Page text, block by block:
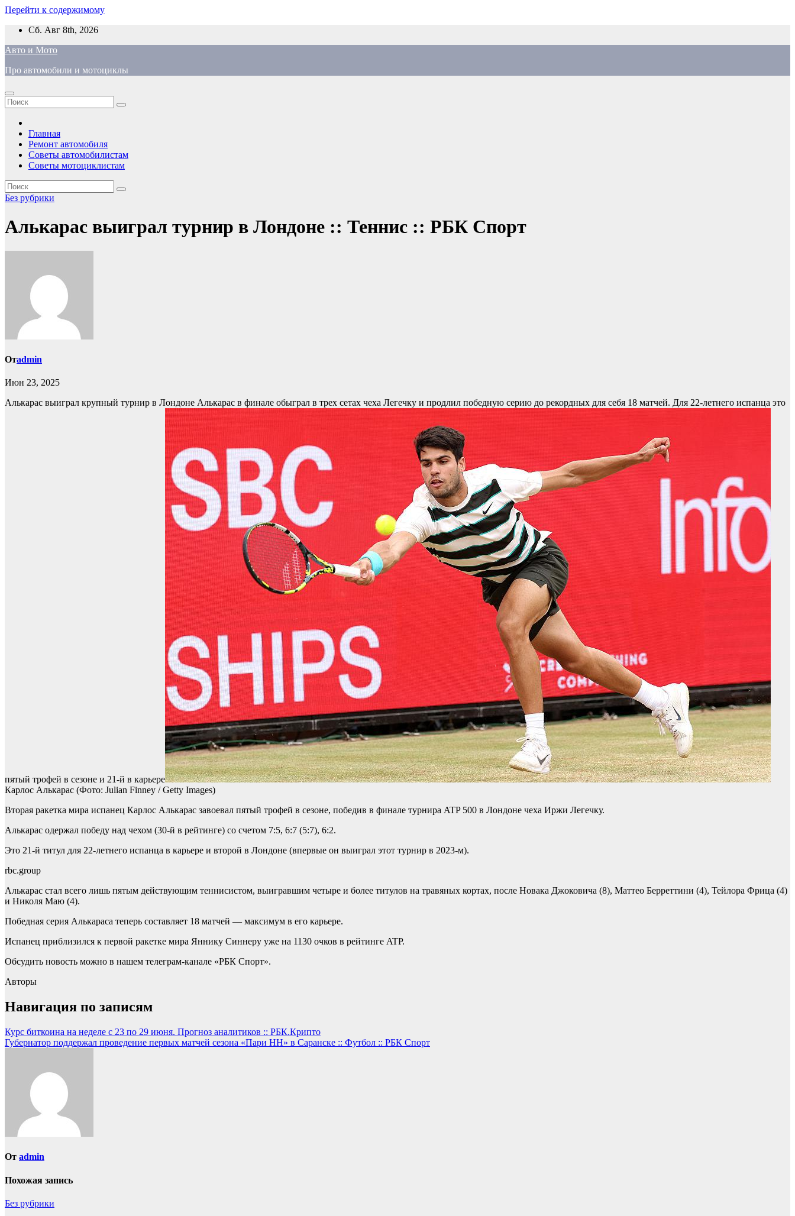
Перейти к содержимому
Сб. Авг 8th, 2026
Авто и Мото
Про автомобили и мотоциклы
Главная
Ремонт автомобиля
Советы автомобилистам
Советы мотоциклистам
Без рубрики
Алькарас выиграл турнир в Лондоне :: Теннис :: РБК Спорт
Отadmin
Июн 23, 2025
Алькарас выиграл крупный турнир в Лондоне Алькарас в финале обыграл в трех сетах чеха Легечку и продлил победную серию до рекордных для себя 18 матчей. Для 22-летнего испанца это
пятый трофей в сезоне и 21-й в карьере
Карлос Алькарас (Фото: Julian Finney / Getty Images)
Вторая ракетка мира испанец Карлос Алькарас завоевал пятый трофей в сезоне, победив в финале турнира ATP 500 в Лондоне чеха Иржи Легечку.
Алькарас одержал победу над чехом (30-й в рейтинге) со счетом 7:5, 6:7 (5:7), 6:2.
Это 21-й титул для 22-летнего испанца в карьере и второй в Лондоне (впервые он выиграл этот турнир в 2023-м).
rbc.group
Алькарас стал всего лишь пятым действующим теннисистом, выигравшим четыре и более титулов на травяных кортах, после Новака Джоковича (8), Маттео Берреттини (4), Тейлора Фрица (4)
и Николя Маю (4).
Победная серия Алькараса теперь составляет 18 матчей — максимум в его карьере.
Испанец приблизился к первой ракетке мира Яннику Синнеру уже на 1130 очков в рейтинге ATP.
Обсудить новость можно в нашем телеграм-канале «РБК Спорт».
Авторы
Навигация по записям
Курс биткоина на неделе с 23 по 29 июня. Прогноз аналитиков :: РБК.Крипто
Губернатор поддержал проведение первых матчей сезона «Пари НН» в Саранске :: Футбол :: РБК Спорт
От admin
Похожая запись
Без рубрики